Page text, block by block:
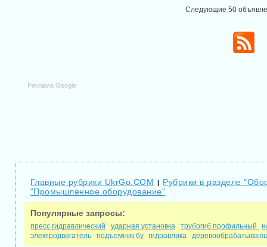
Следующие 50
Реклама Google
Главные рубрики UkrGo.COM | Рубрики в разделе
"Промышленное оборудование"
Популярные запросы:
пресс гидравлический ударная установка трубогиб профильный
электродвигатель
подъемник бу гидравлика